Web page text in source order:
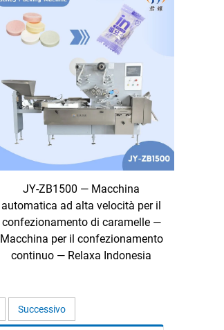
JY-ZB1500 — Macchina
automatica ad alta velocità per il
confezionamento di caramelle —
Macchina per il confezionamento
continuo — Relaxa Indonesia
Successivo